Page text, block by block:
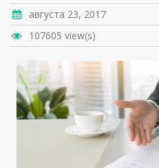
августа 23, 2017
107605 view(s)